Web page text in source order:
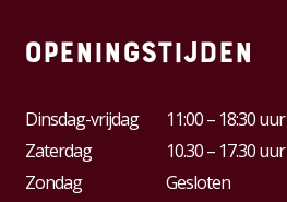
Openingstijden
Dinsdag-vrijdag
11:00 – 18:30 uur
Zaterdag
10.30 – 17.30 uur
Zondag
Gesloten